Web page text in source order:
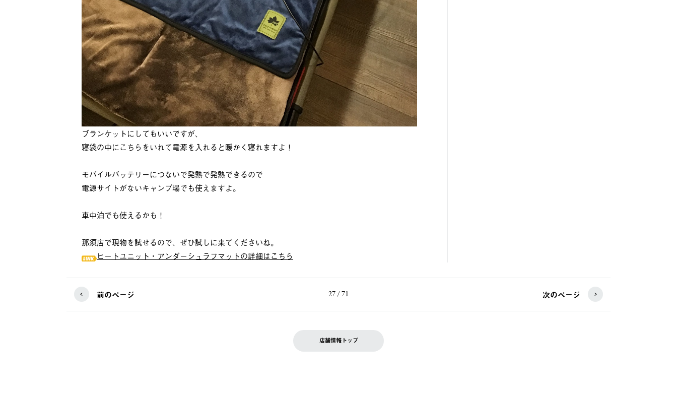
ブランケットにしてもいいですが、
寝袋の中にこちらをいれて電源を入れると暖かく寝れますよ！
モバイルバッテリーにつないで発熱で発熱できるので
電源サイトがないキャンプ場でも使えますよ。
車中泊でも使えるかも！
那須店で現物を試せるので、ぜひ試しに来てくださいね。
ヒートユニット・アンダーシュラフマットの詳細はこちら
前のページ 27 / 71 次のページ
店舗情報トップ